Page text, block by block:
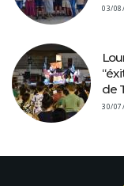
03/
de
30/